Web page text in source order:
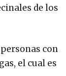
de los
con
el cual es